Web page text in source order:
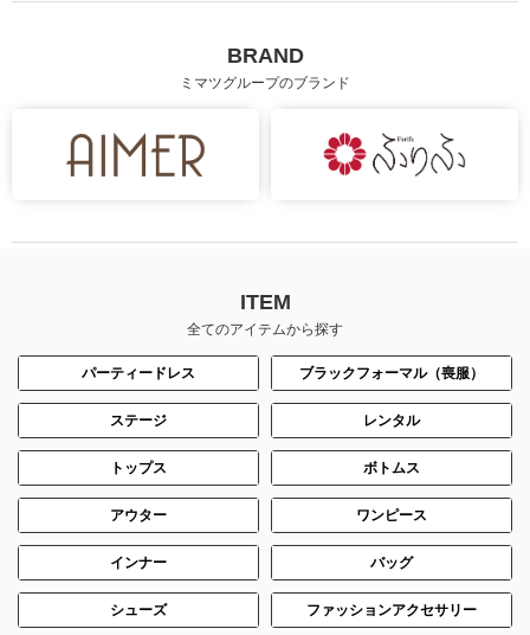
BRAND
ミマツグループのブランド
ITEM
全てのアイテムから探す
パーティードレス ブラックフォーマル（喪服）
ステージ レンタル
トップス ボトムス
アウター ワンピース
インナー バッグ
シューズ ファッションアクセサリー